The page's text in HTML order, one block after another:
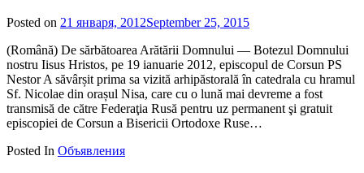
Posted on 21 января, 2012September 25, 2015
(Română) De sărbătoarea Arătării Domnului — Botezul Domnului
nostru Iisus Hristos, pe 19 ianuarie 2012, episcopul de Corsun PS
Nestor A săvârșit prima sa vizită arhipăstorală în catedrala cu hramul
Sf. Nicolae din orașul Nisa, care cu o lună mai devreme a fost
transmisă de către Federaţia Rusă pentru uz permanent şi gratuit
episcopiei de Corsun a Bisericii Ortodoxe Ruse…
Posted In Объявления